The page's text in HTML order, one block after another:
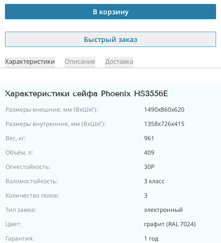
В корзину
Быстрый заказ
Характеристики Описание Доставка
Характеристики сейфа Phoenix HS3556E
Размеры внешние, мм (ВхШхГ):
1490x860x620
Размеры внутренние, мм (ВхШхГ):
1358x726x415
Вес, кг:
961
Объём, л:
409
Огнестойкость:
30P
Взломостойкость:
3 класс
Количество полок:
3
Тип замка:
электронный
Цвет:
графит (RAL 7024)
Гарантия:
1 год